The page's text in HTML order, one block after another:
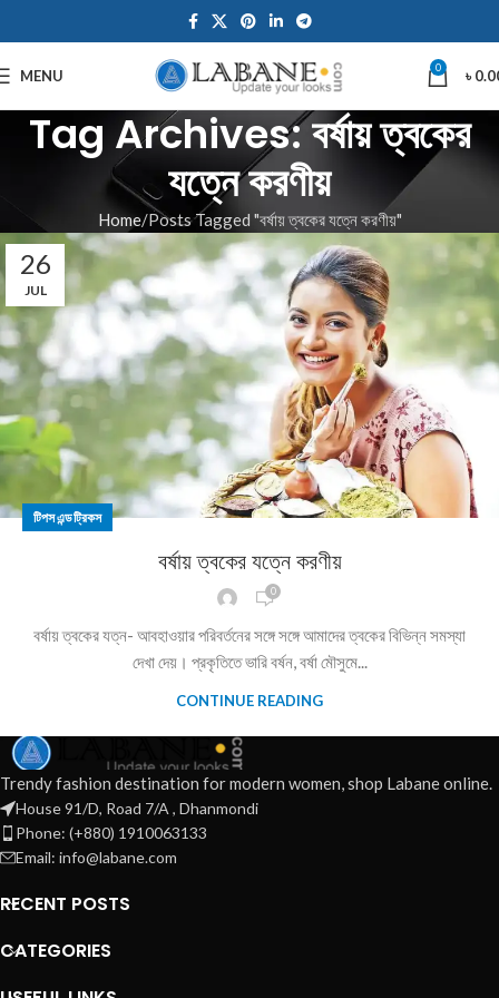
MENU 0 ৳
Tag Archives: বর্ষায় ত্বকের
যত্নে করণীয়
Home Posts Tagged "বর্ষায় ত্বকের যত্নে করণীয়"
26
JUL
টিপস এন্ড ট্রিকস
বর্ষায় ত্বকের যত্নে করণীয়
0
বর্ষায় ত্বকের যত্ন- আবহাওয়ার পরিবর্তনের সঙ্গে সঙ্গে আমাদের ত্বকের বিভিন্ন সমস্যা
দেখা দেয়। প্রকৃতিতে ভারি বর্ষন, বর্ষা মৌসুমে...
CONTINUE READING
Trendy fashion destination for modern women, shop Labane online.
House 91/D, Road 7/A , Dhanmondi
Phone: (+880) 1910063133
Email: info@labane.com
RECENT POSTS
CATEGORIES